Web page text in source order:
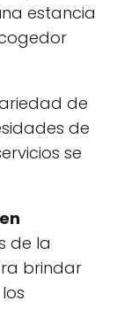
estancia
de
de
se
de la
brindar